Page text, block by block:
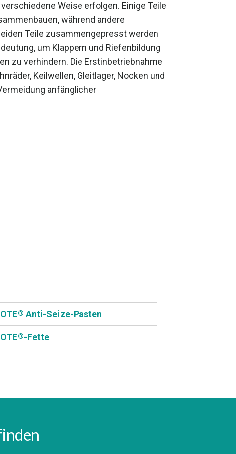
Weise erfolgen. Einige Teile
während andere
Teile zusammengepresst werden
um Klappern und Riefenbildung
zu verhindern. Die Erstinbetriebnahme
Keilwellen, Gleitlager, Nocken und
anfänglicher
® Anti-Seize-Pasten
®-Fette